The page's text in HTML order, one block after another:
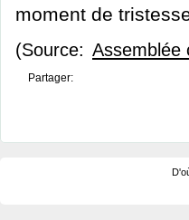
moment de
(Source: Assemblée
Partager: